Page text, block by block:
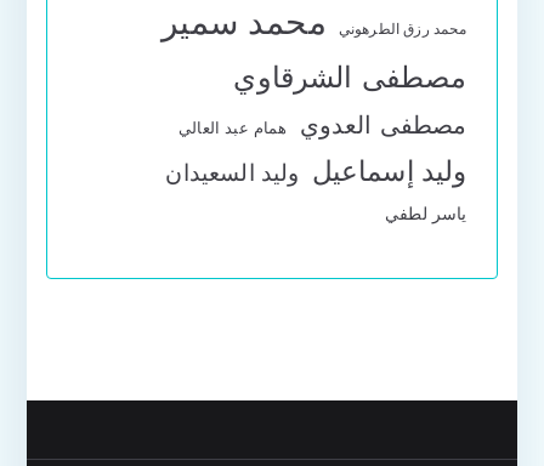
محمد رزق الطرهوني محمد سمير
مصطفى الشرقاوي
مصطفى العدوي همام عبد العالي
وليد إسماعيل وليد السعيدان
ياسر لطفي